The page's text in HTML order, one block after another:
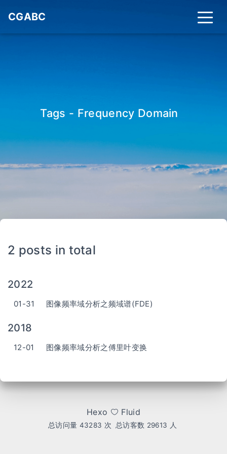
CGABC
Tags - Frequency Domain
2 posts in total
2022
01-31 图像频率域分析之频域谱(FDE)
2018
12-01 图像频率域分析之傅里叶变换
Hexo Fluid
总访问量 43283 次 总访客数 29613 人